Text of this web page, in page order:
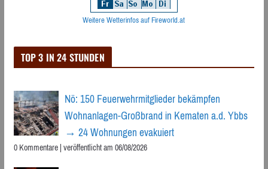
Weitere Wetterinfos auf Fireworld.at
TOP 3 IN 24 STUNDEN
Nö: 150 Feuerwehrmitglieder bekämpfen
Wohnanlagen-Großbrand in Kematen a.d. Ybbs
→ 24 Wohnungen evakuiert
0 Kommentare|veröffentlicht am 06/08/2026